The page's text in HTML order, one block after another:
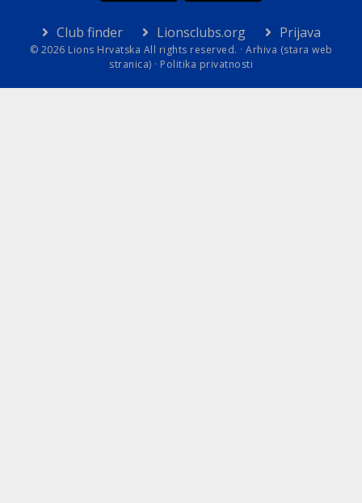
Club finder Lionsclubs.org Prijava
© 2026 Lions Hrvatska All rights reserved. · Arhiva (stara web
stranica) · Politika privatnosti